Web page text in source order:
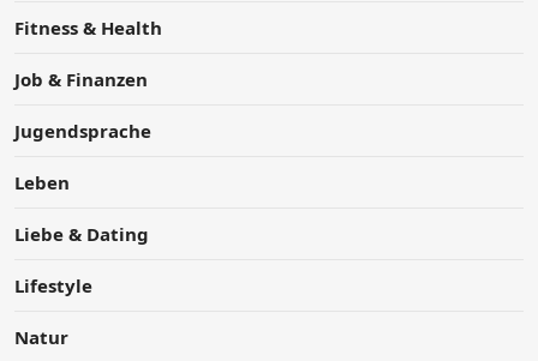
Fitness & Health
Job & Finanzen
Jugendsprache
Leben
Liebe & Dating
Lifestyle
Natur